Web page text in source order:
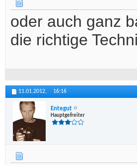
oder auch ganz
die richtige
11.01.2012, 16:16
Entegut
Hauptgefreiter